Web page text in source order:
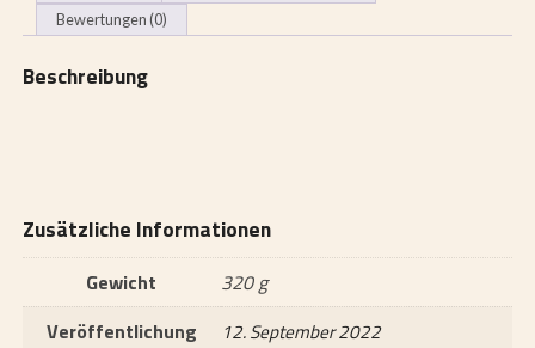
Bewertungen (0)
Beschreibung
Zusätzliche Informationen
Gewicht
320 g
Veröffentlichung
12. September 2022